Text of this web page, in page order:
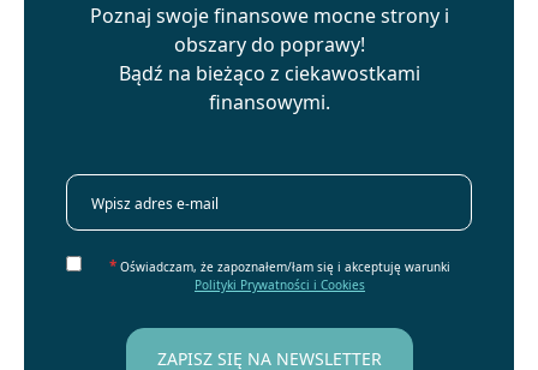
Poznaj swoje finansowe mocne strony i
obszary do poprawy!
Bądź na bieżąco z ciekawostkami
finansowymi.
* Oświadczam, że zapoznałem/łam się i akceptuję warunki
Polityki Prywatności i Cookies